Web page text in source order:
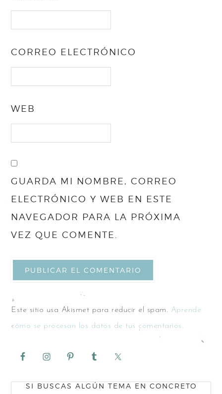
CORREO ELECTRÓNICO
WEB
GUARDA MI NOMBRE, CORREO
ELECTRÓNICO Y WEB EN ESTE
NAVEGADOR PARA LA PRÓXIMA
VEZ QUE COMENTE.
Este sitio usa Akismet para reducir el spam. Aprende
cómo se procesan los datos de tus comentarios.
SI BUSCAS ALGÚN TEMA EN CONCRETO